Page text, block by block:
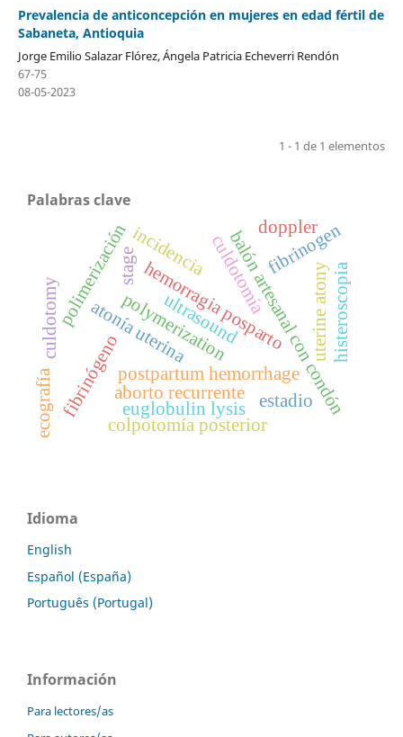
Prevalencia de anticoncepción en mujeres en edad fértil de
Sabaneta, Antioquia
Jorge Emilio Salazar Flórez, Ángela Patricia Echeverri Rendón
67-75
08-05-2023
1 - 1 de 1 elementos
Palabras clave
hemorragia posparto
atonía uterina balón artesanal con condón
postpartum hemorrhage
uterine atony
fibrinógeno
polimerización
aborto recurrente
fibrinogen
polymerization
euglobulin lysis
colpotomía posterior
culdotomía
culdotomy histeroscopia
ecografía
ultrasound
incidencia
estadio
stage
doppler
Idioma
English
Español (España)
Português (Portugal)
Información
Para lectores/as